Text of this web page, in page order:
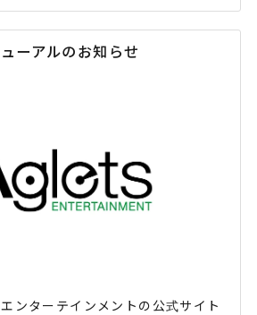
ーアルのお知らせ
ンターテインメントの公式サイト